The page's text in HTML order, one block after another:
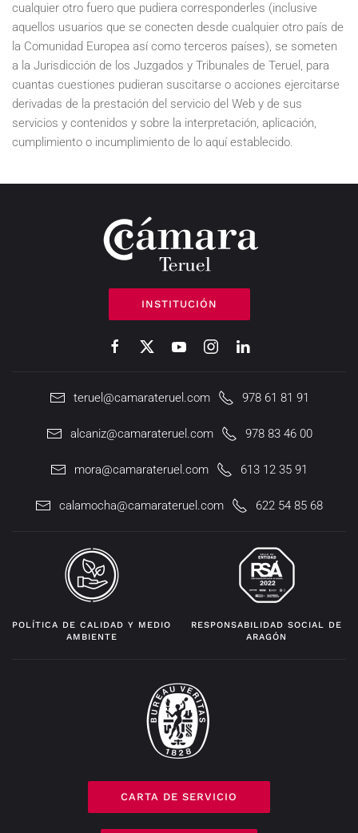
cualquier otro fuero que pudiera corresponderles (inclusive
aquellos usuarios que se conecten desde cualquier otro país de
la Comunidad Europea así como terceros países), se someten
a la Jurisdicción de los Juzgados y Tribunales de Teruel, para
cuantas cuestiones pudieran suscitarse o acciones ejercitarse
derivadas de la prestación del servicio del Web y de sus
servicios y contenidos y sobre la interpretación, aplicación,
cumplimiento o incumplimiento de lo aquí establecido.
INSTITUCIÓN
teruel@camarateruel.com 978 61 81 91
alcaniz@camarateruel.com 978 83 46 00
mora@camarateruel.com 613 12 35 91
calamocha@camarateruel.com 622 54 85 68
POLÍTICA DE CALIDAD Y MEDIO
AMBIENTE
RESPONSABILIDAD SOCIAL DE
ARAGÓN
CARTA DE SERVICIO